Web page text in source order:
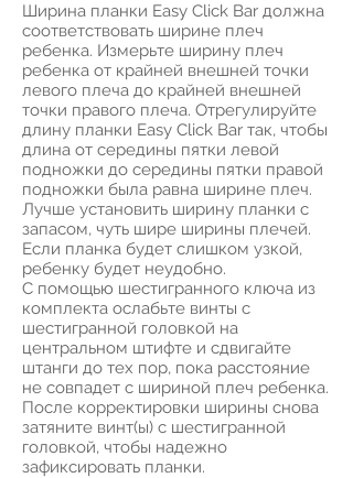
Ширина планки Easy Click Bar должна
соответствовать ширине плеч
ребенка. Измерьте ширину плеч
ребенка от крайней внешней точки
левого плеча до крайней внешней
точки правого плеча. Отрегулируйте
длину планки Easy Click Bar так, чтобы
длина от середины пятки левой
подножки до середины пятки правой
подножки была равна ширине плеч.
Лучше установить ширину планки с
запасом, чуть шире ширины плечей.
Если планка будет слишком узкой,
ребенку будет неудобно.
С помощью шестигранного ключа из
комплекта ослабьте винты с
шестигранной головкой на
центральном штифте и сдвигайте
штанги до тех пор, пока расстояние
не совпадет с шириной плеч ребенка.
После корректировки ширины снова
затяните винт(ы) с шестигранной
головкой, чтобы надежно
зафиксировать планки.